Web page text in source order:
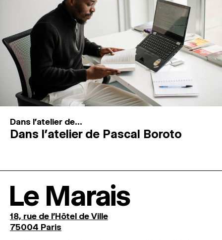
Dans l'atelier de...
Dans l’atelier de Pascal Boroto
Le Marais
18, rue de l'Hôtel de Ville
75004 Paris